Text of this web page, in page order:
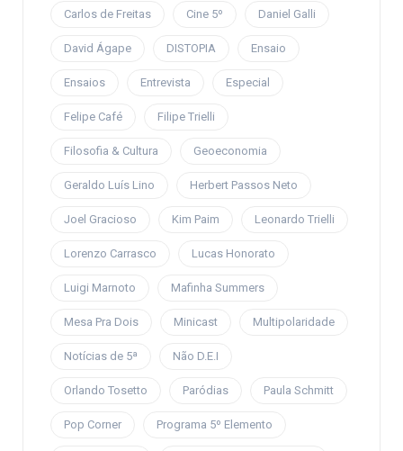
Carlos de Freitas Cine 5º Daniel Galli
David Ágape DISTOPIA Ensaio
Ensaios Entrevista Especial
Felipe Café Filipe Trielli
Filosofia & Cultura Geoeconomia
Geraldo Luís Lino Herbert Passos Neto
Joel Gracioso Kim Paim Leonardo Trielli
Lorenzo Carrasco Lucas Honorato
Luigi Marnoto Mafinha Summers
Mesa Pra Dois Minicast Multipolaridade
Notícias de 5ª Não D.E.I
Orlando Tosetto Paródias Paula Schmitt
Pop Corner Programa 5º Elemento